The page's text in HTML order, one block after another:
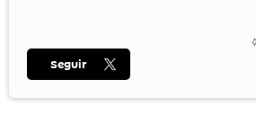
Seguir